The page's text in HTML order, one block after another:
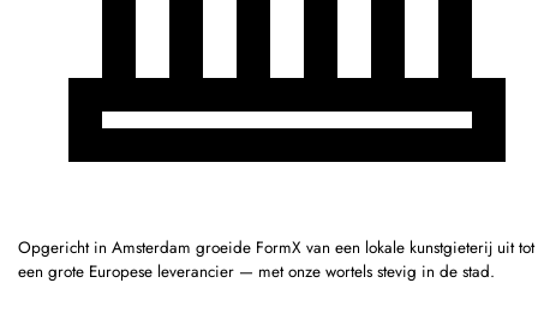
Opgericht in Amsterdam groeide FormX van een lokale kunstgieterij uit tot
een grote Europese leverancier — met onze wortels stevig in de stad.